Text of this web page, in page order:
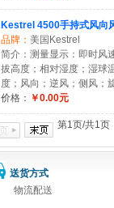
Kestrel 4500手持式风向
品牌： 美国Kestrel
简介：测量显示：即时风
拔高度；相对湿度；湿球
度；风向；逆风；侧风；
价格： ￥0.00元
第1页/共1页
送货方式
物流配送